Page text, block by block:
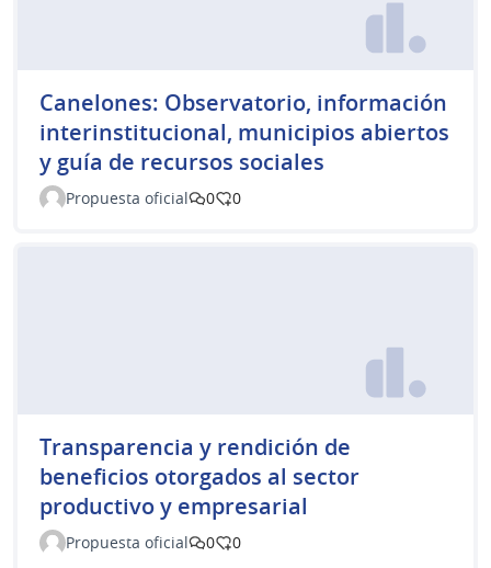
Canelones: Observatorio, información
interinstitucional, municipios abiertos
y guía de recursos sociales
Propuesta oficial 0 0
Transparencia y rendición de
beneficios otorgados al sector
productivo y empresarial
Propuesta oficial 0 0